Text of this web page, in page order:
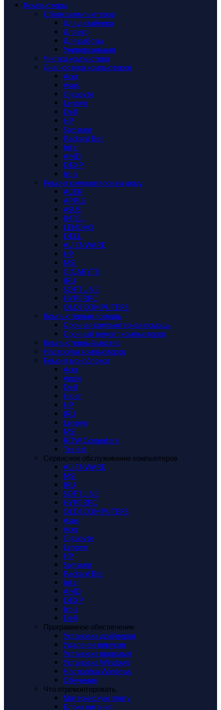
Компьютеры
Сборка компьютеров
Для дизайнера
Для игр
Для работы
Универсальная
Чистка компьютера
Диагностика компьютеров
Acer
Asus
Gigabyte
Lenovo
Dell
HP
Samsung
Packard Bell
Intel
AMD
DEXP
Irbis
Ремонт компьютеров на дому
ACER
APPLE
ASUS
INTEL
LENOVO
DELL
ALIENWARE
HP
MSI
GIGABYTE
IRU
SOFTLINE
HYPERPC
OLDI COMPUTERS
Компьютерная помощь
Срочная компьютерная помощь
Срочный ремонт компьютеров
Компьютерный мастер
Настройка компьютеров
Ремонт моноблоков
Acer
Apple
Dell
Hiper
HP
IRU
Lenovo
MSI
RDW Computers
Teclast
Сервисное обслуживание компьютеров
ALIENWARE
MSI
IRU
SOFTLINE
HYPERPC
OLDI COMPUTERS
Asus
Acer
Gigabyte
Lenovo
HP
Samsung
Packard Bell
Intel
AMD
DEXP
Irbis
Dell
Программное обеспечение
Установка драйверов
Удаление вирусов
Установка программ
Установка Windows
Настройка Windows
Обучение
Что отремонтировать
Материнскую плату
Блока питания